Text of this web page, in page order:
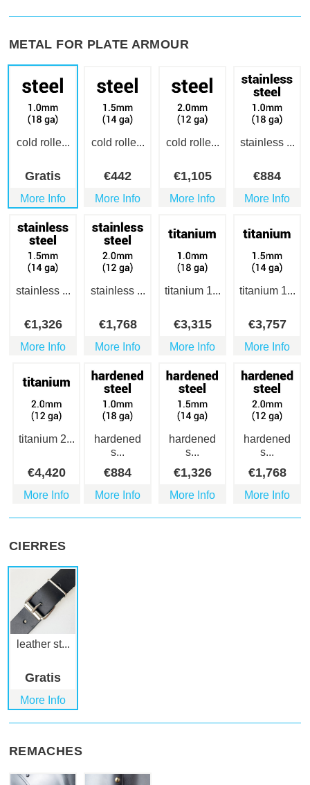
METAL FOR PLATE ARMOUR
cold rolle...
Gratis
More Info
cold rolle...
€442
More Info
cold rolle...
€1,105
More Info
stainless ...
€884
More Info
stainless ...
€1,326
More Info
stainless ...
€1,768
More Info
titanium 1...
€3,315
More Info
titanium 1...
€3,757
More Info
titanium 2...
€4,420
More Info
hardened
s...
€884
More Info
hardened
s...
€1,326
More Info
hardened
s...
€1,768
More Info
CIERRES
leather st...
Gratis
More Info
REMACHES